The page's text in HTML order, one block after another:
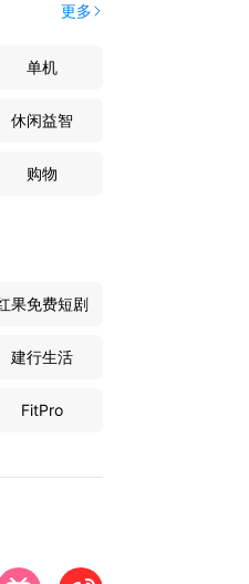
更多
单机
休闲益智
购物
果免费短剧
建行生活
FitPro